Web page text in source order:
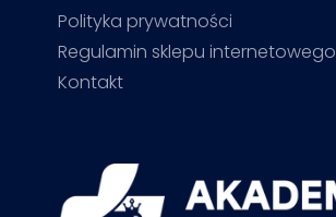
Polityka prywatności
Regulamin sklepu internetowego
Kontakt